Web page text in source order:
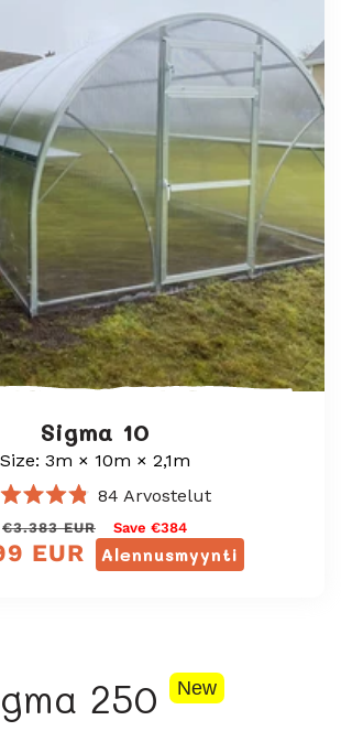
Sigma 10
Size: 3m × 10m × 2,1m
4.8
/
5
84 Arvostelut
Normaali
hinta
€3.383 EUR Save €384
Alennusmyynti
Myyntihinta
EUR
250 New